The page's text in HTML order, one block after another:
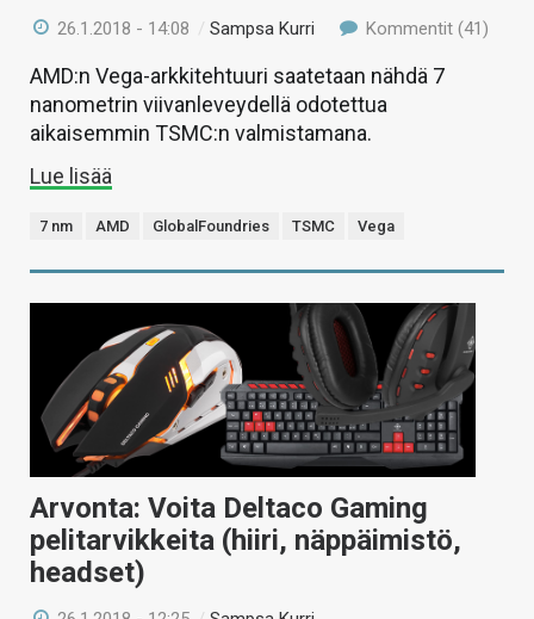
26.1.2018 - 14:08 /Sampsa Kurri Kommentit (41)
AMD:n Vega-arkkitehtuuri saatetaan nähdä 7
nanometrin viivanleveydellä odotettua
aikaisemmin TSMC:n valmistamana.
Lue lisää
7 nm AMD GlobalFoundries TSMC Vega
Arvonta: Voita Deltaco Gaming
pelitarvikkeita (hiiri, näppäimistö,
headset)